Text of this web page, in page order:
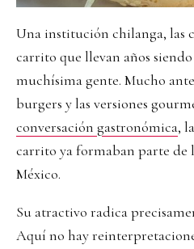
Una institución chilanga, las
carrito que llevan años
muchísima gente. Mucho
burgers y las versiones
conversación gastronómica,
carrito ya formaban parte de
México.
Su atractivo radica
Aquí no hay